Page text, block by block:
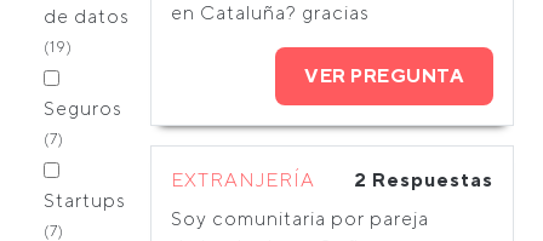
de datos
(19)
Seguros
(7)
Startups
(7)
en Cataluña? gracias
VER PREGUNTA
EXTRANJERÍA
2 Respuestas
Soy comunitaria por pareja